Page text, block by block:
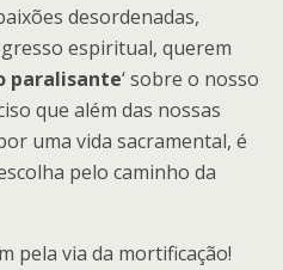
desordenadas,
espiritual, querem
paralisante‘ sobre o nosso
que além das nossas
uma vida sacramental, é
pelo caminho da
pela via da mortificação!